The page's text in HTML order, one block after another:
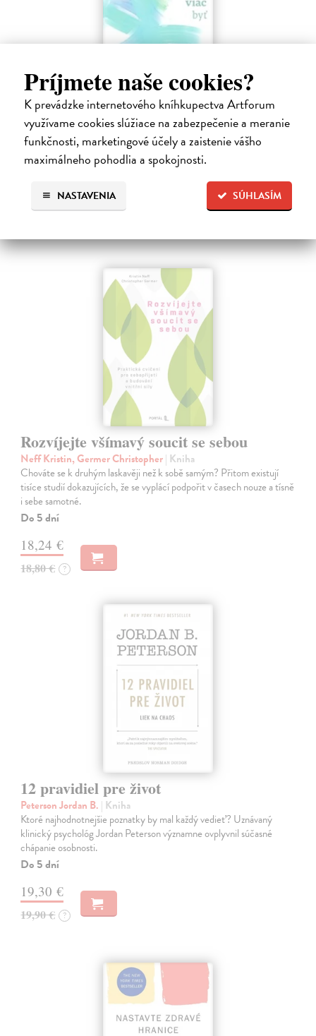
Príjmete naše cookies?
K prevádzke internetového kníhkupectva Artforum
využívame cookies slúžiace na zabezpečenie a meranie
funkčnosti, marketingové účely a zaistenie vášho
maximálneho pohodlia a spokojnosti.
SÚHLASÍM
NASTAVENIA
Menej konať, viac byť
Gajdošová Stanislava| Kniha
Strávila som roky vo väzení, žila som v zajatí výkonu. Vlastnú hodnotu
som nachádzala v tom, koľko toho zvládnem.
Dodávateľ nemá titul na sklade. Dodanie do cca. 30 dní.
13,29 €
Rozvíjejte všímavý soucit se sebou
Neff Kristin, Germer Christopher| Kniha
Chováte se k druhým laskavěji než k sobě samým? Přitom existují
tisíce studií dokazujících, že se vyplácí podpořit v časech nouze a tísně
i sebe samotné.
Do 5 dní
18,24 €
18,80 € ?
12 pravidiel pre život
Peterson Jordan B. | Kniha
Ktoré najhodnotnejšie poznatky by mal každý vedieť? Uznávaný
klinický psychológ Jordan Peterson významne ovplyvnil súčasné
chápanie osobnosti.
Do 5 dní
19,30 €
19,90 € ?